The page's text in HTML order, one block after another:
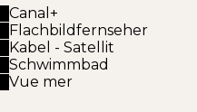
Canal+
Flachbildfernseher
Kabel - Satellit
Schwimmbad
Vue mer